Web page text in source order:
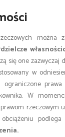
można
się one zazwyczaj
w
ograniczone
W
rzeczowym
podlega